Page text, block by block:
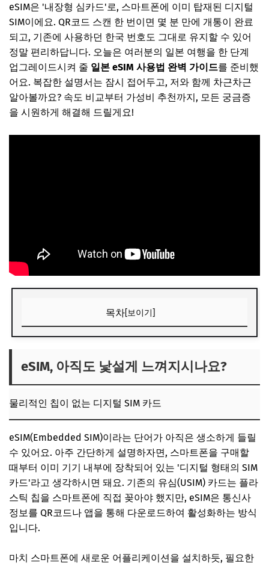
eSIM은 '내장형 심카드'로, 스마트폰에 이미 탑재된 디지털
SIM이에요. QR코드 스캔 한 번이면 몇 분 만에 개통이 완료
되고, 기존에 사용하던 한국 번호도 그대로 유지할 수 있어
정말 편리하답니다. 오늘은 여러분의 일본 여행을 한 단계
업그레이드시켜 줄 일본 eSIM 사용법 완벽 가이드를 준비했
어요. 복잡한 설명서는 잠시 접어두고, 저와 함께 차근차근
알아볼까요? 속도 비교부터 가성비 추천까지, 모든 궁금증
을 시원하게 해결해 드릴게요!
목차[보이기]
물리적인 칩이 없는 디지털 SIM 카드
일본 여행, 왜 하필 eSIM이어야 할까요?
초보자도 5분 완성! 일본 eSIM 사용법 A to Z
자주 묻는 질문 (FAQ)
Q. eSIM을 사용하면 한국에서 오는 전화나 문자는 못 받나
Q. 실수로 QR코드를 삭제했어요. 어떻게 해야 하나요?
Q. 데이터를 다 쓰면 어떻게 되나요? 충전도 가능한가요?
eSIM, 아직도 낯설게 느껴지시나요?
물리적인 칩이 없는 디지털 SIM 카드
eSIM(Embedded SIM)이라는 단어가 아직은 생소하게 들릴
수 있어요. 아주 간단하게 설명하자면, 스마트폰을 구매할
때부터 이미 기기 내부에 장착되어 있는 '디지털 형태의 SIM
카드'라고 생각하시면 돼요. 기존의 유심(USIM) 카드는 플라
스틱 칩을 스마트폰에 직접 꽂아야 했지만, eSIM은 통신사
정보를 QR코드나 앱을 통해 다운로드하여 활성화하는 방식
입니다.
마치 스마트폰에 새로운 어플리케이션을 설치하듯, 필요한